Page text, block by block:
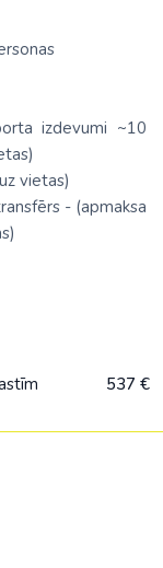
izdevumi ~10
vietas)
- (apmaksa
537 €